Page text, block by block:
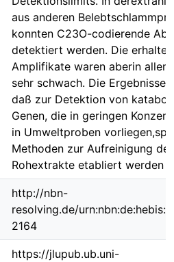
aus anderen
konnten C23O-codierende
detektiert werden. Die
Amplifikate waren aberin allen
sehr schwach. Die Ergebnisse
daß zur Detektion von
Genen, die in geringen
in Umweltproben
Methoden zur Aufreinigung
Rohextrakte etabliert werden
http://nbn-
resolving.de/
2164
https://jlupub.ub.uni-